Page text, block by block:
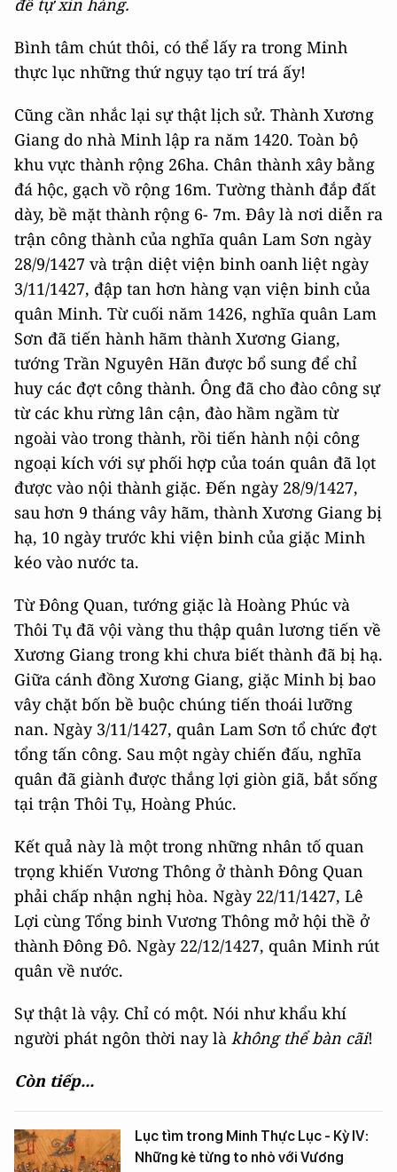
để tự xin hàng.
Bình tâm chút thôi, có thể lấy ra trong Minh
thực lục những thứ ngụy tạo trí trá ấy!
Cũng cần nhắc lại sự thật lịch sử. Thành Xương
Giang do nhà Minh lập ra năm 1420. Toàn bộ
khu vực thành rộng 26ha. Chân thành xây bằng
đá hộc, gạch vồ rộng 16m. Tường thành đắp đất
dày, bề mặt thành rộng 6- 7m. Đây là nơi diễn ra
trận công thành của nghĩa quân Lam Sơn ngày
28/9/1427 và trận diệt viện binh oanh liệt ngày
3/11/1427, đập tan hơn hàng vạn viện binh của
quân Minh. Từ cuối năm 1426, nghĩa quân Lam
Sơn đã tiến hành hãm thành Xương Giang,
tướng Trần Nguyên Hãn được bổ sung để chỉ
huy các đợt công thành. Ông đã cho đào công sự
từ các khu rừng lân cận, đào hầm ngầm từ
ngoài vào trong thành, rồi tiến hành nội công
ngoại kích với sự phối hợp của toán quân đã lọt
được vào nội thành giặc. Đến ngày 28/9/1427,
sau hơn 9 tháng vây hãm, thành Xương Giang bị
hạ, 10 ngày trước khi viện binh của giặc Minh
kéo vào nước ta.
Từ Đông Quan, tướng giặc là Hoàng Phúc và
Thôi Tụ đã vội vàng thu thập quân lương tiến về
Xương Giang trong khi chưa biết thành đã bị hạ.
Giữa cánh đồng Xương Giang, giặc Minh bị bao
vây chặt bốn bề buộc chúng tiến thoái lưỡng
nan. Ngày 3/11/1427, quân Lam Sơn tổ chức đợt
tổng tấn công. Sau một ngày chiến đấu, nghĩa
quân đã giành được thắng lợi giòn giã, bắt sống
tại trận Thôi Tụ, Hoàng Phúc.
Kết quả này là một trong những nhân tố quan
trọng khiến Vương Thông ở thành Đông Quan
phải chấp nhận nghị hòa. Ngày 22/11/1427, Lê
Lợi cùng Tổng binh Vương Thông mở hội thề ở
thành Đông Đô. Ngày 22/12/1427, quân Minh rút
quân về nước.
Sự thật là vậy. Chỉ có một. Nói như khẩu khí
người phát ngôn thời nay là không thể bàn cãi!
Còn tiếp...
Lục tìm trong Minh Thực Lục - Kỳ IV:
Những kẻ từng to nhỏ với Vương